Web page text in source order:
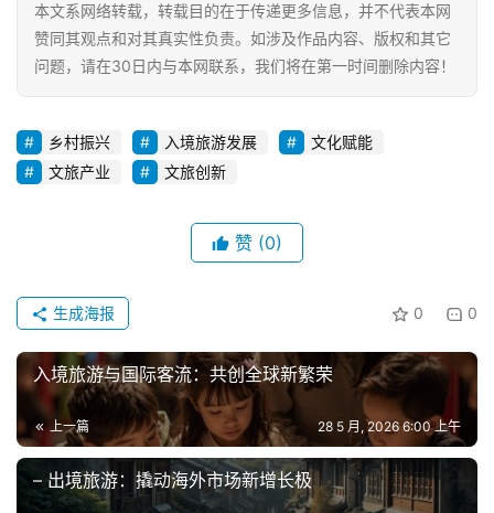
本文系网络转载，转载目的在于传递更多信息，并不代表本网
赞同其观点和对其真实性负责。如涉及作品内容、版权和其它
问题，请在30日内与本网联系，我们将在第一时间删除内容！
乡村振兴 入境旅游发展
文化赋能
文旅产业
文旅创新
赞 (0)
0 0
生成海报
入境旅游与国际客流：共创全球新繁荣
上一篇 28 5 月, 2026 6:00 上午
– 出境旅游：撬动海外市场新增长极